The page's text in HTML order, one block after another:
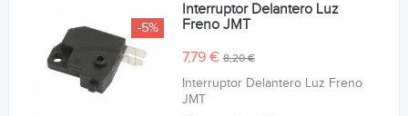
-5%
Interruptor Delantero Luz
Freno JMT
7,79 €8,20 €
Interruptor Delantero Luz Freno
JMT